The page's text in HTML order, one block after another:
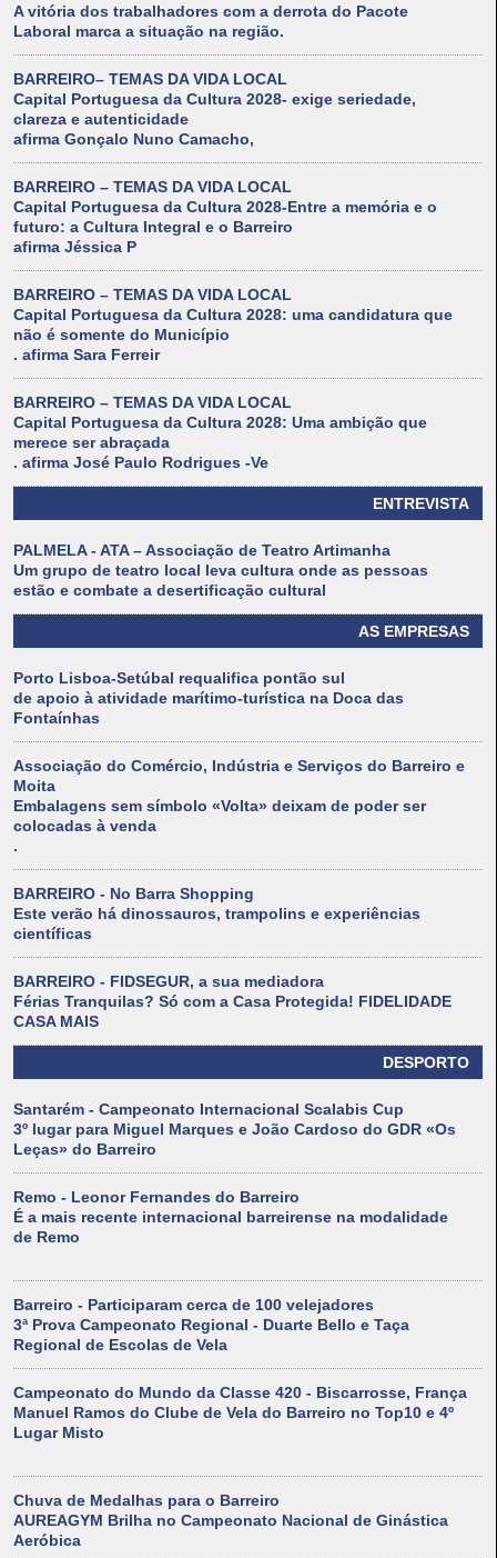
A vitória dos trabalhadores com a derrota do Pacote
Laboral marca a situação na região.
BARREIRO– TEMAS DA VIDA LOCAL
Capital Portuguesa da Cultura 2028- exige seriedade,
clareza e autenticidade
afirma Gonçalo Nuno Camacho,
BARREIRO – TEMAS DA VIDA LOCAL
Capital Portuguesa da Cultura 2028-Entre a memória e o
futuro: a Cultura Integral e o Barreiro
afirma Jéssica P
BARREIRO – TEMAS DA VIDA LOCAL
Capital Portuguesa da Cultura 2028: uma candidatura que
não é somente do Município
. afirma Sara Ferreir
BARREIRO – TEMAS DA VIDA LOCAL
Capital Portuguesa da Cultura 2028: Uma ambição que
merece ser abraçada
. afirma José Paulo Rodrigues -Ve
ENTREVISTA
PALMELA - ATA – Associação de Teatro Artimanha
Um grupo de teatro local leva cultura onde as pessoas
estão e combate a desertificação cultural
AS EMPRESAS
Porto Lisboa-Setúbal requalifica pontão sul
de apoio à atividade marítimo-turística na Doca das
Fontaínhas
Associação do Comércio, Indústria e Serviços do Barreiro e
Moita
Embalagens sem símbolo «Volta» deixam de poder ser
colocadas à venda
.
BARREIRO - No Barra Shopping
Este verão há dinossauros, trampolins e experiências
científicas
BARREIRO - FIDSEGUR, a sua mediadora
Férias Tranquilas? Só com a Casa Protegida! FIDELIDADE
CASA MAIS
DESPORTO
Santarém - Campeonato Internacional Scalabis Cup
3º lugar para Miguel Marques e João Cardoso do GDR «Os
Leças» do Barreiro
Remo - Leonor Fernandes do Barreiro
É a mais recente internacional barreirense na modalidade
de Remo
Barreiro - Participaram cerca de 100 velejadores
3ª Prova Campeonato Regional - Duarte Bello e Taça
Regional de Escolas de Vela
Campeonato do Mundo da Classe 420 - Biscarrosse, França
Manuel Ramos do Clube de Vela do Barreiro no Top10 e 4º
Lugar Misto
Chuva de Medalhas para o Barreiro
AUREAGYM Brilha no Campeonato Nacional de Ginástica
Aeróbica